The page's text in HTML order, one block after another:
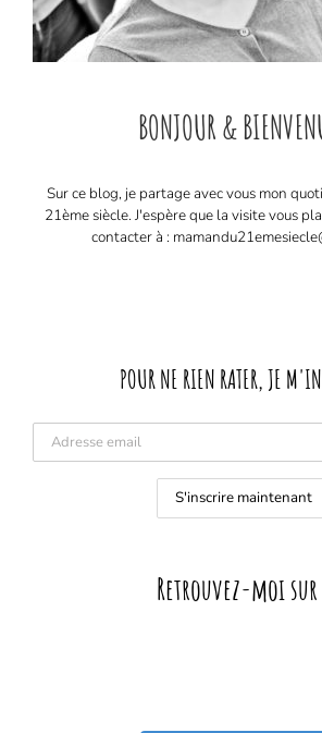
BONJOUR &
Sur ce blog, je partage avec vous mon
21ème siècle. J'espère que la visite vous
contacter à :
POUR NE RIEN RATER, JE
Retrouvez-moi